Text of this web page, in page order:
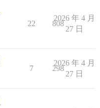
22 808
2026 年 4 月
27 日
7 298
2026 年 4 月
27 日